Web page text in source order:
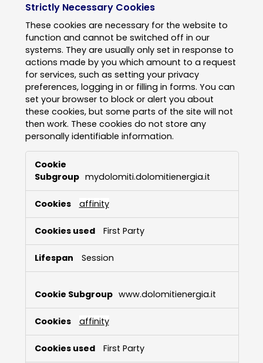
Strictly Necessary Cookies
These cookies are necessary for the website to
function and cannot be switched off in our
systems. They are usually only set in response to
actions made by you which amount to a request
for services, such as setting your privacy
preferences, logging in or filling in forms. You can
set your browser to block or alert you about
these cookies, but some parts of the site will not
then work. These cookies do not store any
personally identifiable information.
Strictly
Necessary
Cookies
mydolomiti.dolomitienergia.it
affinity
First Party
Session
www.dolomitienergia.it
affinity
First Party